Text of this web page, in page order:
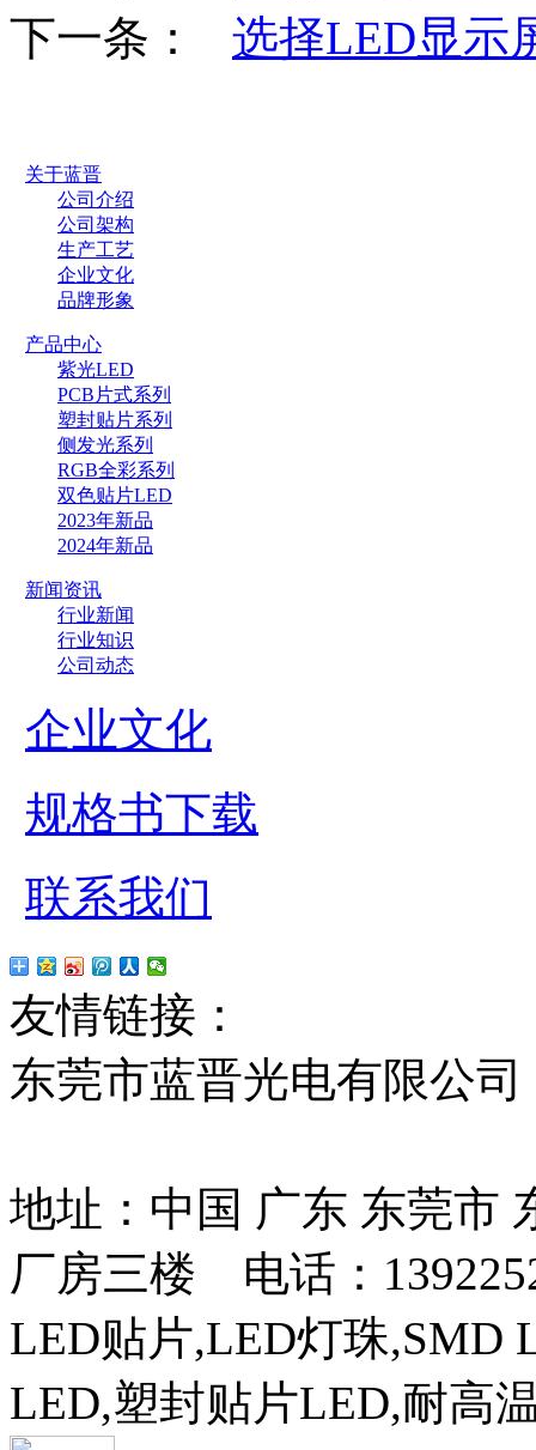
下一条： 选择LED显示
关于蓝晋
公司介绍
公司架构
生产工艺
企业文化
品牌形象
产品中心
紫光LED
PCB片式系列
塑封贴片系列
侧发光系列
RGB全彩系列
双色贴片LED
2023年新品
2024年新品
新闻资讯
行业新闻
行业知识
公司动态
企业文化
规格书下载
联系我们
友情链接：
东莞市蓝晋光电有限公
地址：中国 广东 东莞市
厂房三楼 电话：
LED贴片,LED灯珠,SMD
LED,塑封贴片LED,耐